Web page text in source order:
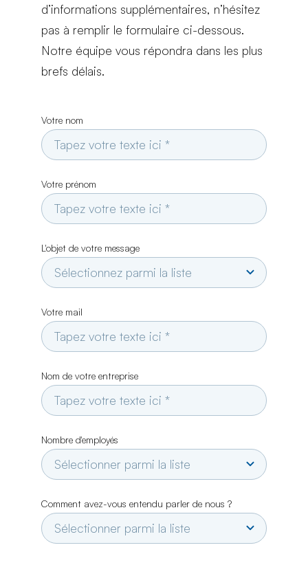
d’informations supplémentaires, n’hésitez
pas à remplir le formulaire ci-dessous.
Notre équipe vous répondra dans les plus
brefs délais.
Votre nom
Votre prénom
L'objet de votre message
Votre mail
Nom de votre entreprise
Nombre d'employés
Comment avez-vous entendu parler de nous ?